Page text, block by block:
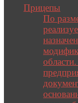
Прицепы
По